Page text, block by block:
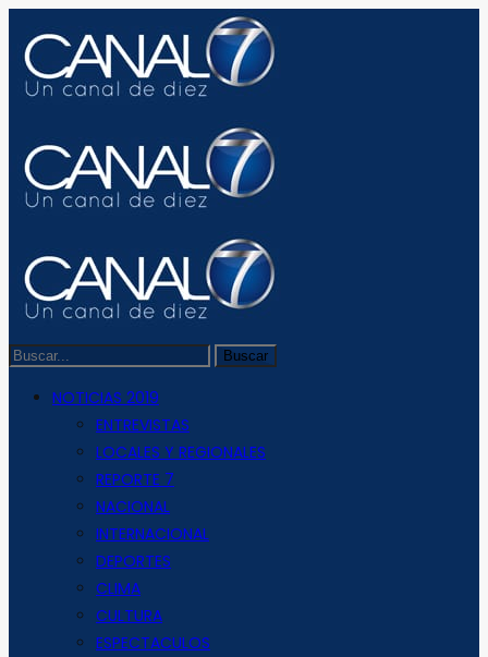
NOTICIAS 2019
ENTREVISTAS
LOCALES Y REGIONALES
REPORTE 7
NACIONAL
INTERNACIONAL
DEPORTES
CLIMA
CULTURA
ESPECTACULOS